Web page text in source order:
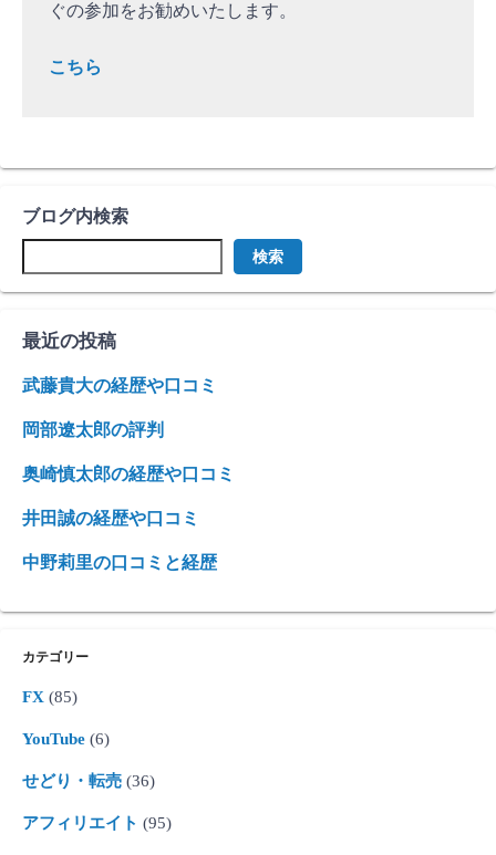
ぐの参加をお勧めいたします。
こちら
ブログ内検索
検索
最近の投稿
武藤貴大の経歴や口コミ
岡部遼太郎の評判
奥崎慎太郎の経歴や口コミ
井田誠の経歴や口コミ
中野莉里の口コミと経歴
カテゴリー
FX (85)
YouTube (6)
せどり・転売 (36)
アフィリエイト (95)